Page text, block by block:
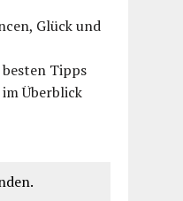
Glück und
Tipps
Überblick